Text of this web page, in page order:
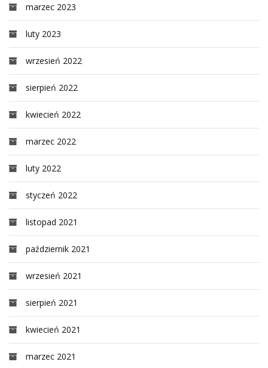
marzec 2023
luty 2023
wrzesień 2022
sierpień 2022
kwiecień 2022
marzec 2022
luty 2022
styczeń 2022
listopad 2021
październik 2021
wrzesień 2021
sierpień 2021
kwiecień 2021
marzec 2021